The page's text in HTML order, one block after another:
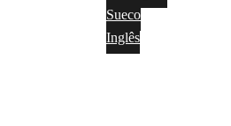
Sueco
Inglês